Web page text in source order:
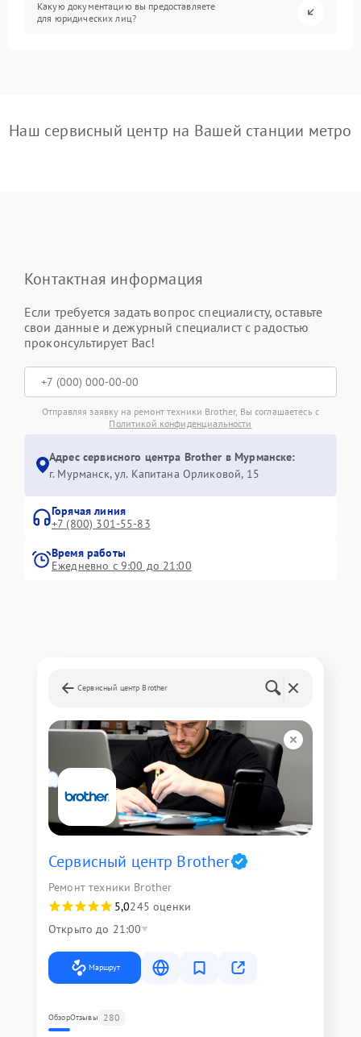
Какую документацию вы предоставляете
для юридических лиц?
Наш сервисный центр на Вашей станции метро
Контактная информация
Если требуется задать вопрос специалисту, оставьте
свои данные и дежурный специалист с радостью
проконсультирует Вас!
Отправляя заявку на ремонт техники Brother, Вы соглашаетесь с
Политикой конфиденциальности
Адрес сервисного центра Brother в Мурманске:
г. Мурманск, ул. Капитана Орликовой, 15
Горячая линия
+7 (800) 301-55-83
Время работы
Ежедневно с 9:00 до 21:00
Сервисный центр Brother
Сервисный центр Brother
Ремонт техники Brother
5,0245 оценки
Открыто до 21:00
Маршрут
ОбзорОтзывы 280